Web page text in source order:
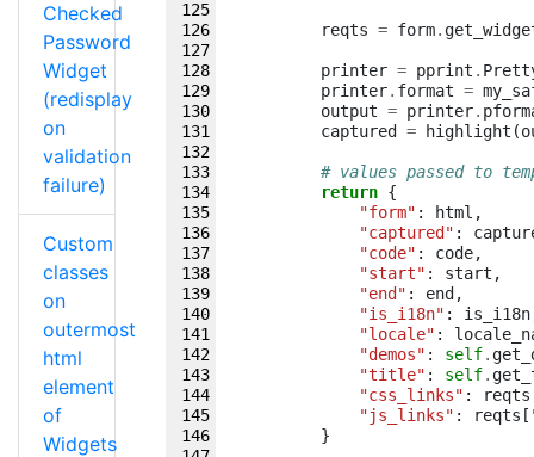
Checked
Password
Widget
(redisplay
on
validation
failure)
Custom
classes
on
outermost
html
element
of
Widgets
reqts = form.
printer = pprint .
printer. format =
output = printer.
captured
= highlight (
# values passed to
return {
"form" : html ,
"captured" :
"code" : code,
"start" : start ,
"end" : end ,
"is_i18n" : is_i18n
"locale" :
"demos" : self.
"title" : self.
"css_links" : reqts
"js_links" : reqts [
}